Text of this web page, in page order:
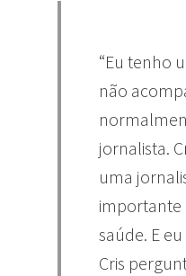
“Eu tenho
não
jornalista.
uma
importante
saúde. E
Cris